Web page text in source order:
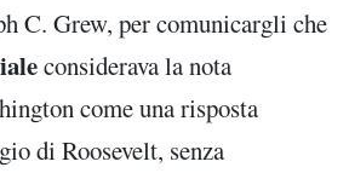
C. Grew, per comunicargli che
considerava la nota
come una risposta
di Roosevelt, senza